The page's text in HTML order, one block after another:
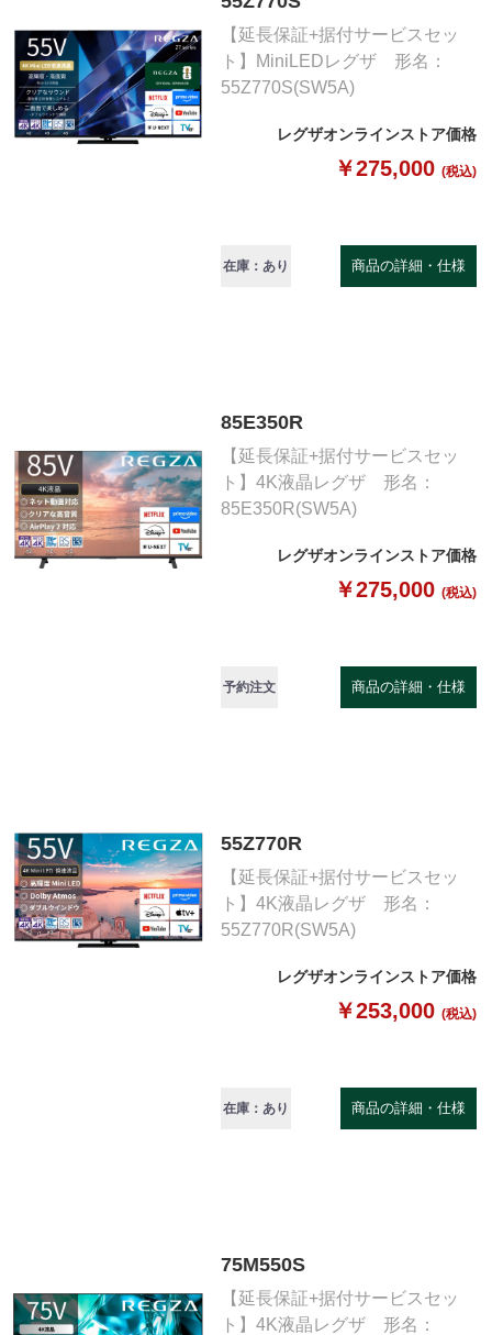
【延長保証+据付サービスセッ
ト】MiniLEDレグザ 形名：
55Z770S(SW5A)
レグザオンラインストア価格
￥275,000 (税込)
在庫：あり 商品の詳細・仕様
85E350R
【延長保証+据付サービスセッ
ト】4K液晶レグザ 形名：
85E350R(SW5A)
レグザオンラインストア価格
￥275,000 (税込)
予約注文 商品の詳細・仕様
55Z770R
【延長保証+据付サービスセッ
ト】4K液晶レグザ 形名：
55Z770R(SW5A)
レグザオンラインストア価格
￥253,000 (税込)
在庫：あり 商品の詳細・仕様
75M550S
【延長保証+据付サービスセッ
ト】4K液晶レグザ 形名：